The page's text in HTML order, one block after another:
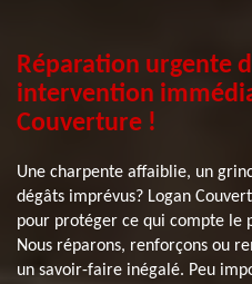
Réparation urgente
intervention
Couverture !
Une charpente affaiblie, un
dégâts imprévus? Logan
pour protéger ce qui compte le
Nous réparons, renforçons ou
un savoir-faire inégalé. Peu